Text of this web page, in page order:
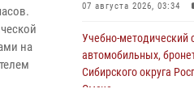
на
07 августа 2026, 03:34
Учебно-методический
автомобильных,
Сибирского округа
Омске